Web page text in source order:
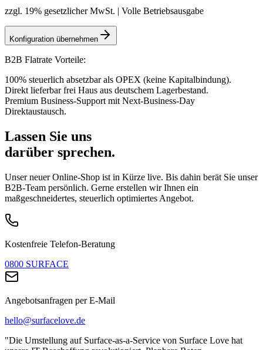
zzgl. 19% gesetzlicher MwSt. | Volle Betriebsausgabe
Konfiguration übernehmen
B2B Flatrate Vorteile:
100% steuerlich absetzbar als OPEX (keine Kapitalbindung).
Direkt lieferbar frei Haus aus deutschem Lagerbestand.
Premium Business-Support mit Next-Business-Day
Direktaustausch.
Lassen Sie uns
darüber sprechen.
Unser neuer Online-Shop ist in Kürze live. Bis dahin berät Sie unser
B2B-Team persönlich. Gerne erstellen wir Ihnen ein
maßgeschneidertes, steuerlich optimiertes Angebot.
Kostenfreie Telefon-Beratung
0800 SURFACE
Angebotsanfragen per E-Mail
hello@surfacelove.de
"Die Umstellung auf Surface-as-a-Service von Surface Love hat